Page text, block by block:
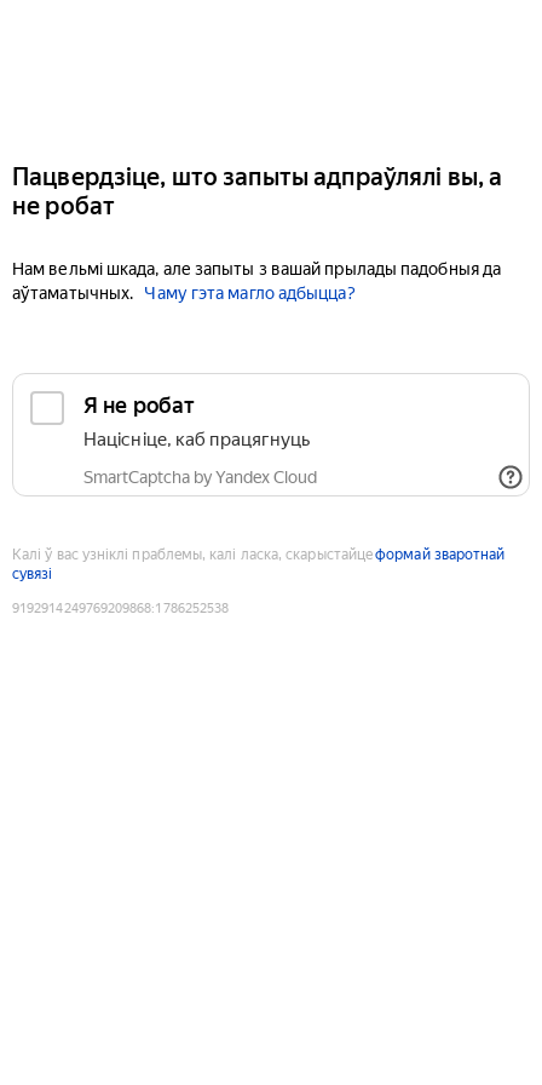
Пацвердзіце, што запыты адпраўлялі вы, а
не робат
Нам вельмі шкада, але запыты з вашай прылады падобныя да
аўтаматычных.
Чаму гэта магло адбыцца?
Я не робат
Націсніце, каб працягнуць
SmartCaptcha by Yandex Cloud
Калі ў вас узніклі праблемы, калі ласка, скарыстайцеформай зваротнай
сувязі
9192914249769209868:1786252538